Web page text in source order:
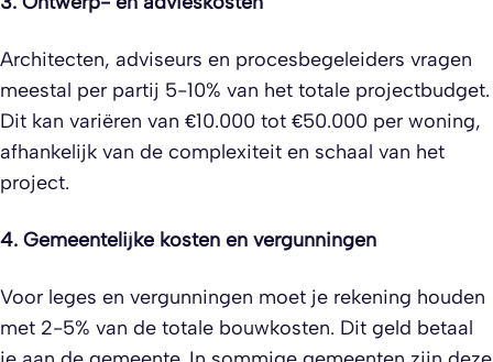
Architecten, adviseurs en procesbegeleiders vragen
meestal per partij 5-10% van het totale projectbudget.
Dit kan variëren van €10.000 tot €50.000 per woning,
afhankelijk van de complexiteit en schaal van het
project.
4. Gemeentelijke kosten en vergunningen
Voor leges en vergunningen moet je rekening houden
met 2-5% van de totale bouwkosten. Dit geld betaal